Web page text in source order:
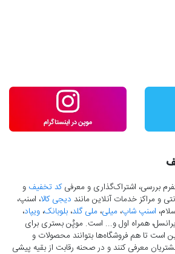
بررسی، اشتراک‌گذاری و معرفیکد تخفیف و
و مراکز خدمات آنلاین مانند دیجی کالا، اسنپ،
اسنپ شاپ، میلی، ملی گلد، بلوبانک، ویپاد،
ایرانسل، همراه اول و... است. موپُن بستری برای
است تا هم فروشگاه‌ها بتوانند محصولات و
معرفی کنند و در صحنه رقابت از بقیه پیشی